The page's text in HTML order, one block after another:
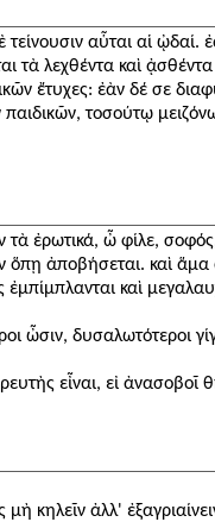
αὗται αἱ ᾠδαί.
τὰ λεχθέντα καὶ
ἔτυχες: ἐὰν δέ σε
τοσούτῳ
τὰ ἐρωτικά, ὦ φίλε,
ὅπῃ ἀποβήσεται. καὶ ἅμα
καὶ
ὦσιν, δυσαλωτότεροι
εἶναι, εἰ
μὴ κηλεῖν ἀλλ'